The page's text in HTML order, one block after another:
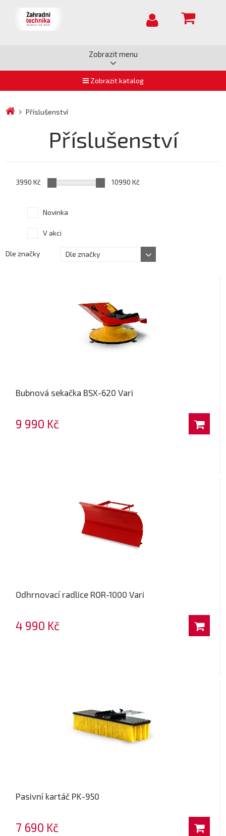
Zobrazit menu
Zobrazit katalog
Příslušenství
Příslušenství
3990 Kč 10990 Kč
Novinka
V akci
Dle značky Dle značky
Bubnová sekačka BSX-620 Vari
9 990 Kč
Odhrnovací radlice ROR-1000 Vari
4 990 Kč
Pasivní kartáč PK-950
7 690 Kč